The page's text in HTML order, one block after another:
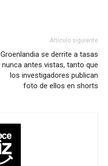
Artículo siguiente
Groenlandia se derrite a tasas
nunca antes vistas, tanto que
los investigadores publican
foto de ellos en shorts